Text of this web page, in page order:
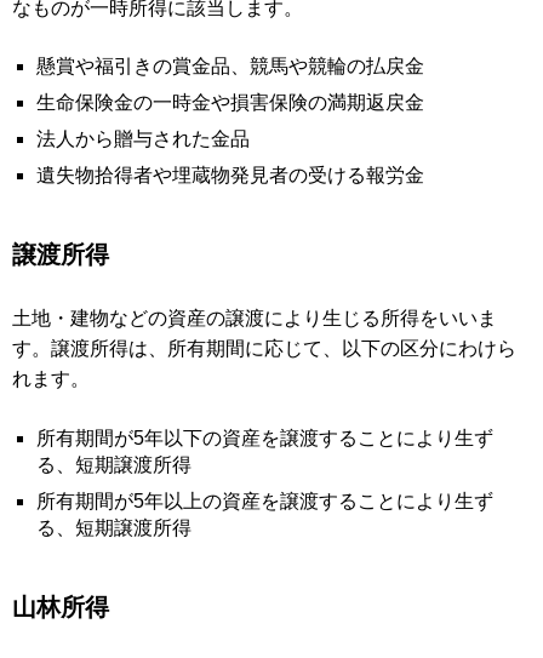
なものが一時所得に該当します。
懸賞や福引きの賞金品、競馬や競輪の払戻金
生命保険金の一時金や損害保険の満期返戻金
法人から贈与された金品
遺失物拾得者や埋蔵物発見者の受ける報労金
譲渡所得
土地・建物などの資産の譲渡により生じる所得をいいま
す。譲渡所得は、所有期間に応じて、以下の区分にわけら
れます。
所有期間が5年以下の資産を譲渡することにより生ず
る、短期譲渡所得
所有期間が5年以上の資産を譲渡することにより生ず
る、短期譲渡所得
山林所得